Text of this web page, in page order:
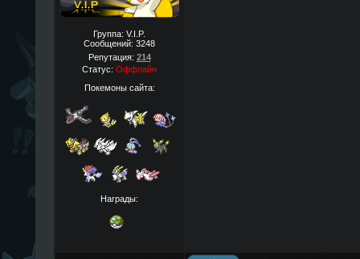
Группа: V.I.P.
Сообщений: 3248
Репутация: 214
Статус: Оффлайн
Покемоны сайта:
Награды: